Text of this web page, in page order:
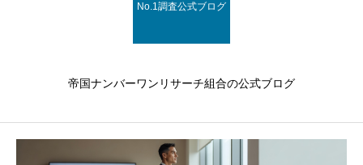
No.1調査公式ブログ
帝国ナンバーワンリサーチ組合の公式ブログ